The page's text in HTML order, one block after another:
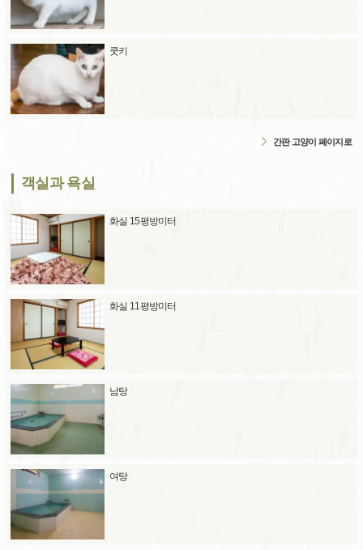
쿳키
간판 고양이 페이지로
객실과 욕실
화실 15평방미터
화실 11평방미터
남탕
여탕